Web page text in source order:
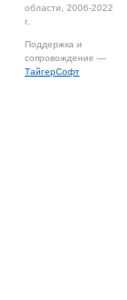
области, 2006-2022
г.
Поддержка и
сопровождение —
ТайгерСофт